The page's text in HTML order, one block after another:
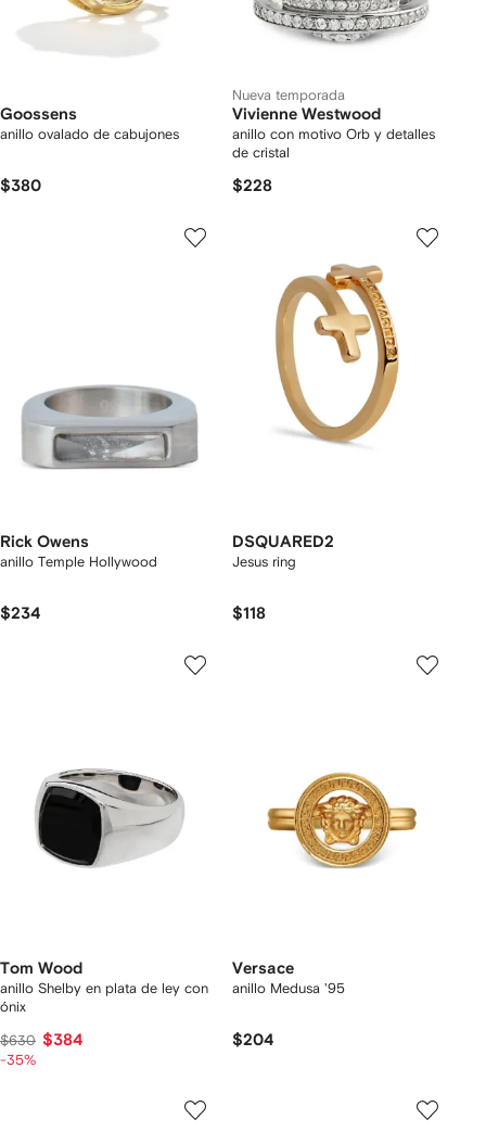
Goossens
anillo ovalado de cabujones
$380
Nueva temporada
Vivienne Westwood
anillo con motivo Orb y detalles
de cristal
$228
Rick Owens
anillo Temple Hollywood
$234
DSQUARED2
Jesus ring
$118
Tom Wood
anillo Shelby en plata de ley con
ónix
$630 $384
-35%
Versace
anillo Medusa '95
$204